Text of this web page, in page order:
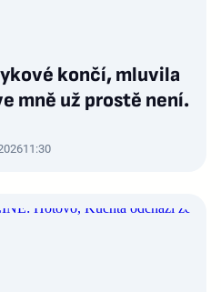
končí, mluvila
mně už prostě není.
11:30